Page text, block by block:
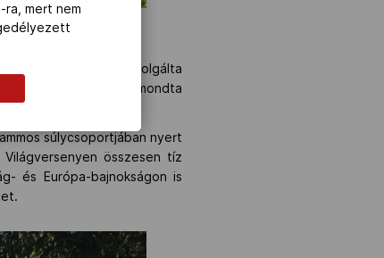
utolsó leheletéig szolgálta
szolgál” – mondta
súlycsoportjában nyert
összesen tíz
és Európa-bajnokságon is
ra, mert nem